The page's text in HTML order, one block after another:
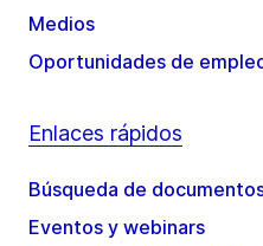
Medios
Oportunidades de
Enlaces rápidos
Búsqueda de
Eventos y webinars